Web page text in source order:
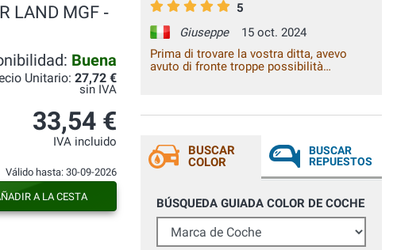
LAND MGF ‐
Buena
Unitario: 27,72 €
sin IVA
33,54 €
IVA incluido
Válido hasta: 30-09-2026
A LA CESTA
5
Giuseppe
15 oct. 2024
Prima di trovare la vostra ditta, avevo
avuto di fronte troppe possibilità
BUSCAR
COLOR
BUSCAR
REPUESTOS
BÚSQUEDA GUIADA COLOR DE COCHE
Marca de Coche